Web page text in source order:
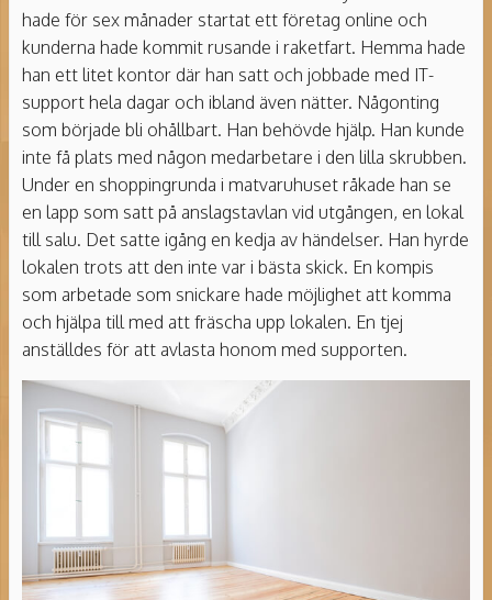
hade för sex månader startat ett företag online och
kunderna hade kommit rusande i raketfart. Hemma hade
han ett litet kontor där han satt och jobbade med IT-
support hela dagar och ibland även nätter. Någonting
som började bli ohållbart. Han behövde hjälp. Han kunde
inte få plats med någon medarbetare i den lilla skrubben.
Under en shoppingrunda i matvaruhuset råkade han se
en lapp som satt på anslagstavlan vid utgången, en lokal
till salu. Det satte igång en kedja av händelser. Han hyrde
lokalen trots att den inte var i bästa skick. En kompis
som arbetade som snickare hade möjlighet att komma
och hjälpa till med att fräscha upp lokalen. En tjej
anställdes för att avlasta honom med supporten.